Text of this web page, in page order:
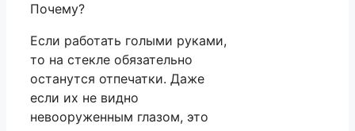
Почему?
Если работать голыми руками,
то на стекле обязательно
останутся отпечатки. Даже
если их не видно
невооруженным глазом, это